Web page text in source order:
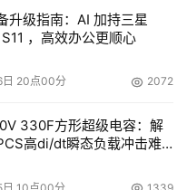
户的交易需求都能得到满
线足够多的币种，供用户
升级指南：AI 加持三星
，高效办公更顺心
20点00分 2072
330F方形超级电容：解
高di/dt瞬态负载冲击难